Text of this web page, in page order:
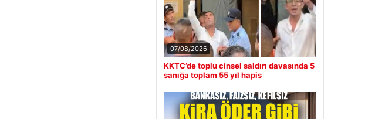
07/08/2026
KKTC’de toplu cinsel saldırı davasında 5
sanığa toplam 55 yıl hapis